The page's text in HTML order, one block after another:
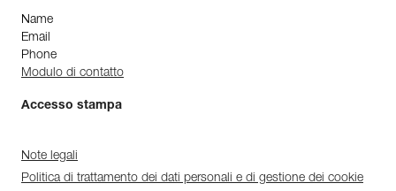
Name
Email
Phone
Modulo di contatto
Accesso stampa
Note legali
Politica di trattamento dei dati personali e di gestione dei cookie